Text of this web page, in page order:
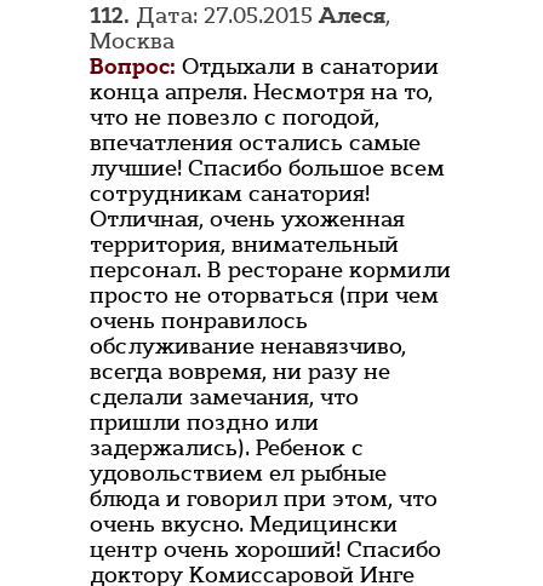
112. Дата: 27.05.2015Алеся,
Москва
Вопрос: Отдыхали в санатории
конца апреля. Несмотря на то,
что не повезло с погодой,
впечатления остались самые
лучшие! Спасибо большое всем
сотрудникам санатория!
Отличная, очень ухоженная
территория, внимательный
персонал. В ресторане кормили
просто не оторваться (при чем
очень понравилось
обслуживание ненавязчиво,
всегда вовремя, ни разу не
сделали замечания, что
пришли поздно или
задержались). Ребенок с
удовольствием ел рыбные
блюда и говорил при этом, что
очень вкусно. Медицински
центр очень хороший! Спасибо
доктору Комиссаровой Инге